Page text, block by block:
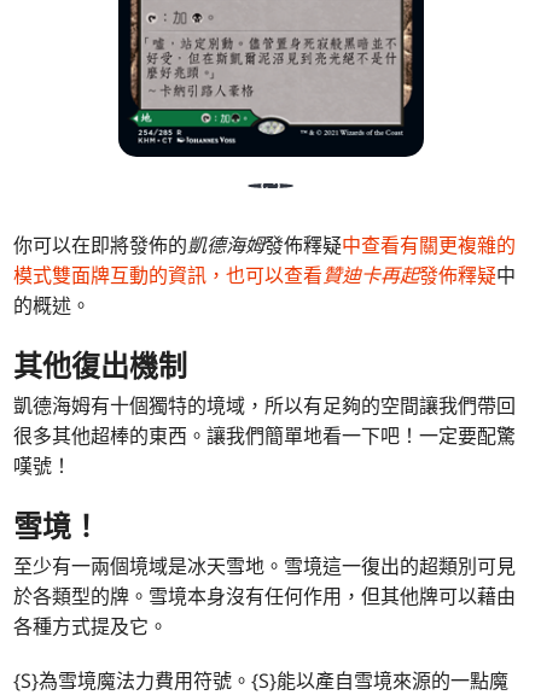
你可以在即將發佈的凱德海姆發佈釋疑中查看有關更複雜的
模式雙面牌互動的資訊，也可以查看贊迪卡再起發佈釋疑中
的概述。
其他復出機制
凱德海姆有十個獨特的境域，所以有足夠的空間讓我們帶回
很多其他超棒的東西。讓我們簡單地看一下吧！一定要配驚
嘆號！
雪境！
至少有一兩個境域是冰天雪地。雪境這一復出的超類別可見
於各類型的牌。雪境本身沒有任何作用，但其他牌可以藉由
各種方式提及它。
{S}為雪境魔法力費用符號。{S}能以產自雪境來源的一點魔